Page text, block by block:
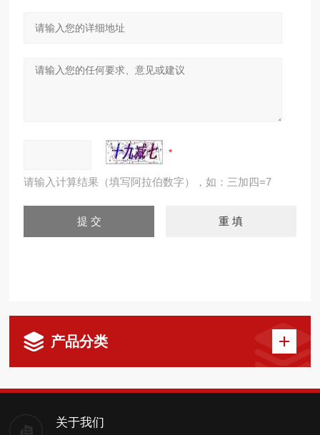
请输入计算结果（填写阿拉伯数字），如：三加四=7
产品分类
关于我们